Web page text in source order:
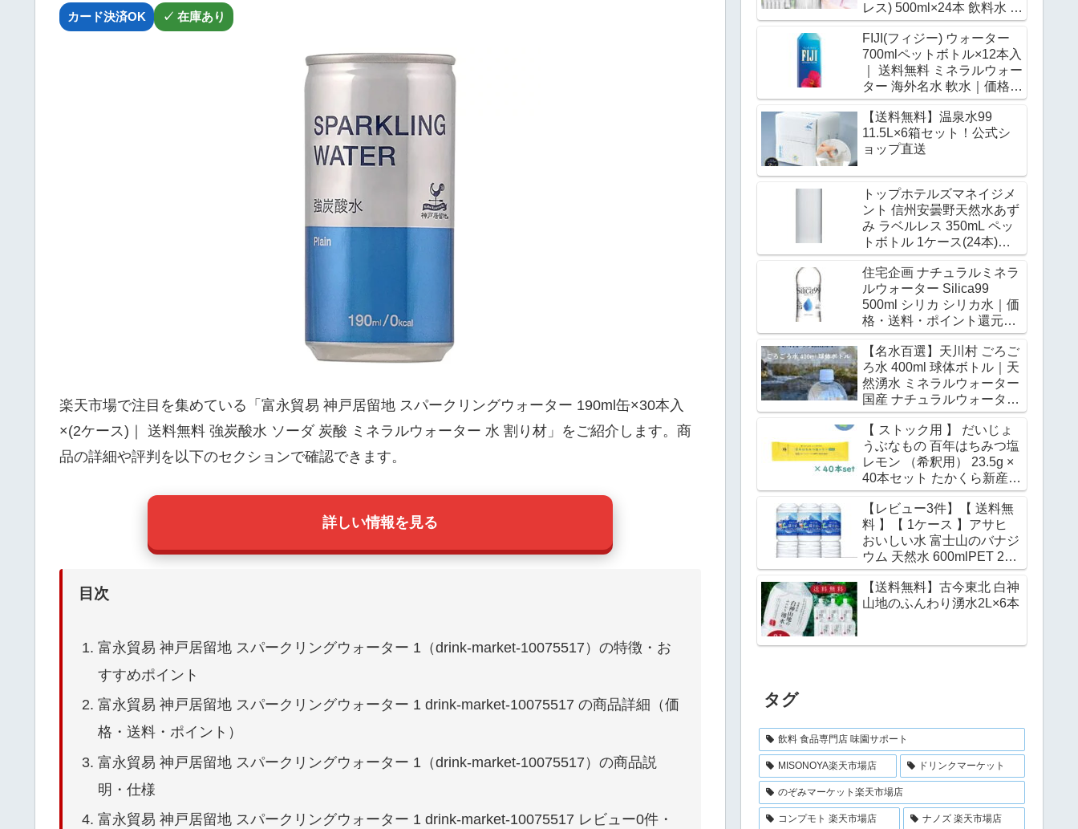
カード決済OK ✓ 在庫あり
楽天市場で注目を集めている「富永貿易 神戸居留地 スパークリングウォーター 190ml缶×30本入
×(2ケース)｜ 送料無料 強炭酸水 ソーダ 炭酸 ミネラルウォーター 水 割り材」をご紹介します。商
品の詳細や評判を以下のセクションで確認できます。
詳しい情報を見る
目次
富永貿易 神戸居留地 スパークリングウォーター 1（drink-market-10075517）の特徴・お
すすめポイント
富永貿易 神戸居留地 スパークリングウォーター 1 drink-market-10075517 の商品詳細（価
格・送料・ポイント）
富永貿易 神戸居留地 スパークリングウォーター 1（drink-market-10075517）の商品説
明・仕様
富永貿易 神戸居留地 スパークリングウォーター 1 drink-market-10075517 レビュー0件・
レス) 500ml×24本 飲料水 水
みず 備蓄 防災 天然水 天然
ミネラルウォーター みねら
るうぉーたー ミネラル シリ
カ ラベルレス 日田市 / グリ
ーングループ株式会社
[AREG059-062]｜価格・送
料・ポイント還元まとめ
FIJI(フィジー) ウォーター
700mlペットボトル×12本入
｜ 送料無料 ミネラルウォー
ター 海外名水 軟水｜価格・
送料・ポイント還元まとめ
【送料無料】温泉水99
11.5L×6箱セット！公式シ
ョップ直送
トップホテルズマネイジメ
ント 信州安曇野天然水あず
み ラベルレス 350mL ペッ
トボトル 1ケース(24本)
(4573127070394) 取り寄せ
商品｜価格・送料・ポイン
ト還元まとめ
住宅企画 ナチュラルミネラ
ルウォーター Silica99
500ml シリカ シリカ水｜価
格・送料・ポイント還元ま
とめ
【名水百選】天川村 ごろご
ろ水 400ml 球体ボトル｜天
然湧水 ミネラルウォーター
国産 ナチュラルウォーター
｜価格・送料・ポイント還
元まとめ
【 ストック用 】 だいじょ
うぶなもの 百年はちみつ塩
レモン （希釈用） 23.5g ×
40本セット たかくら新産業
レザーウッドハニー 宮古島
の海塩 水分補給 イオン補給
ミネラルウォーター 炭酸水
500mL 希釈 熱中症 対策｜
価格・送料・ポイント還元
まとめ
【レビュー3件】【 送料無
料 】【 1ケース 】アサヒ
おいしい水 富士山のバナジ
ウム 天然水 600mlPET 24
本 ミネラルウォーター バナ
ジウム水 みず お水 バナジ
ウム天然水 ペットボトル 水
【送料無料】古今東北 白神
山地のふんわり湧水2L×6本
タグ
飲料 食品専門店 味園サポート
MISONOYA楽天市場店 ドリンクマーケット
のぞみマーケット楽天市場店
コンプモト 楽天市場店 ナノズ 楽天市場店